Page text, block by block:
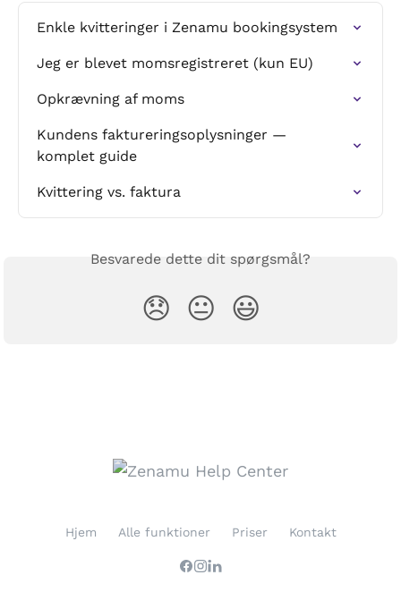
Enkle kvitteringer i Zenamu bookingsystem
Jeg er blevet momsregistreret (kun EU)
Opkrævning af moms
Kundens faktureringsoplysninger —
komplet guide
Kvittering vs. faktura
Besvarede dette dit spørgsmål?
😞 😐 😃
Hjem Alle funktioner Priser Kontakt